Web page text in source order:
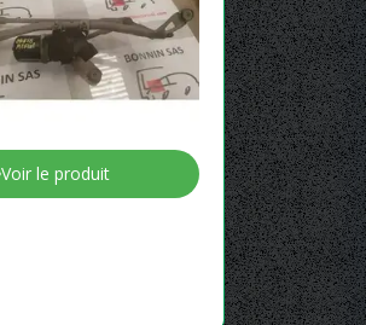
Voir le produit